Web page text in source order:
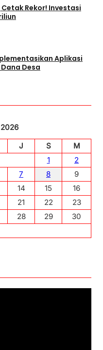
Rekor! Investasi
Aplikasi
Desa
J S
M
1
2
7 8
9
14 15
16
21 22
23
28 29
30